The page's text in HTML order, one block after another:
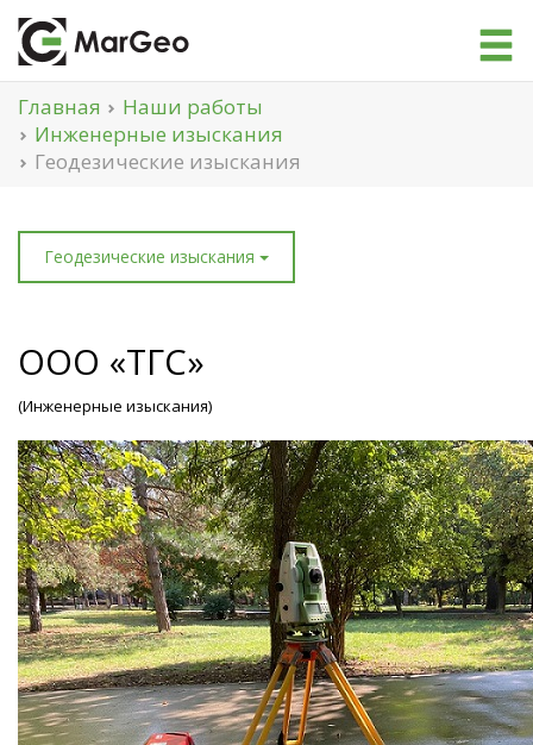
Главная
Наши работы
Инженерные изыскания
Геодезические изыскания
Геодезические изыскания
ООО «ТГС»
(Инженерные изыскания)